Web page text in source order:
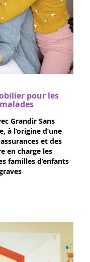
pour les
Grandir Sans
à l’origine d’une
et des
en charge les
familles d’enfants